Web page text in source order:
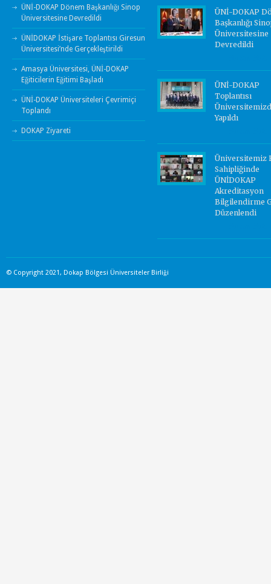
ÜNİ-DOKAP Dönem Başkanlığı Sinop
Üniversitesine Devredildi
ÜNİDOKAP İstişare Toplantısı Giresun
Üniversitesi’nde Gerçekleştirildi
Amasya Üniversitesi, ÜNİ-DOKAP
Eğiticilerin Eğitimi Başladı
ÜNİ-DOKAP Üniversiteleri Çevrimiçi
Toplandı
DOKAP Ziyareti
ÜNİ-DOKAP
Başkanlığı
Üniversitesine
Devredildi
ÜNİ-DOKAP
Toplantısı
Yapıldı
Üniversitemiz
Sahipliğinde
ÜNİDOKAP
Akreditasyon
Bilgilendirme
Düzenlendi
© Copyright 2021, Dokap Bölgesi Üniversiteler Birliği